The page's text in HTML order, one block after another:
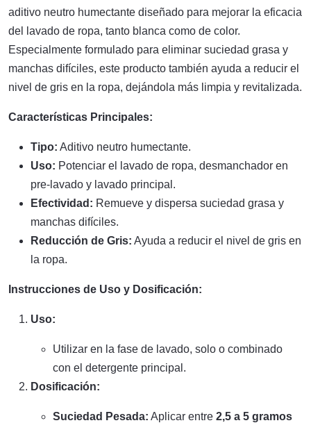
aditivo neutro humectante diseñado para mejorar la eficacia
del lavado de ropa, tanto blanca como de color.
Especialmente formulado para eliminar suciedad grasa y
manchas difíciles, este producto también ayuda a reducir el
nivel de gris en la ropa, dejándola más limpia y revitalizada.
Características Principales:
Tipo: Aditivo neutro humectante.
Uso: Potenciar el lavado de ropa, desmanchador en
pre-lavado y lavado principal.
Efectividad: Remueve y dispersa suciedad grasa y
manchas difíciles.
Reducción de Gris: Ayuda a reducir el nivel de gris en
la ropa.
Instrucciones de Uso y Dosificación:
Uso:
Utilizar en la fase de lavado, solo o combinado
con el detergente principal.
Dosificación:
Suciedad Pesada: Aplicar entre 2,5 a 5 gramos